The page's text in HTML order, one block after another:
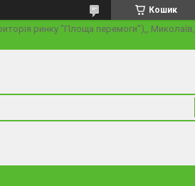
Кошик
ринку "Площа перемоги"),, Миколаїв,